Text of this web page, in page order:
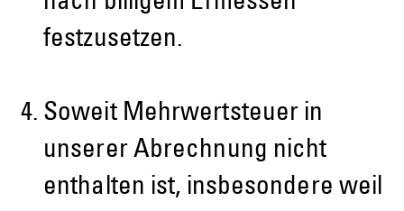
festzusetzen.
Soweit Mehrwertsteuer in
unserer Abrechnung nicht
enthalten ist, insbesondere weil